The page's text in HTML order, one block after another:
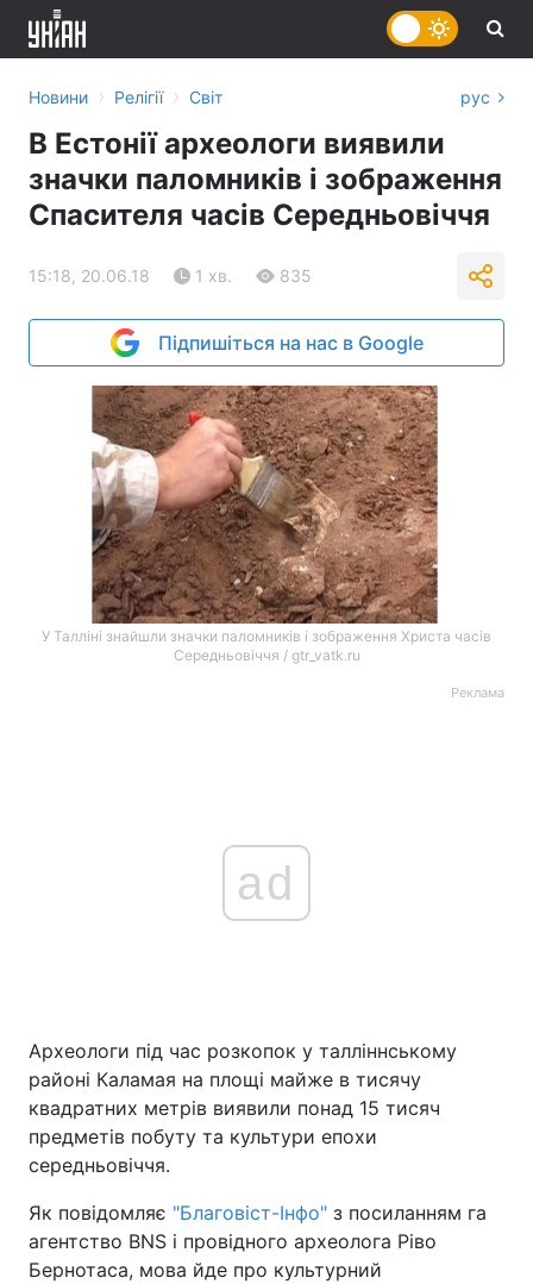
Головна
Україна Політика
Економіка Світ
Новини › Релігії › Світ рус
В Естонії археологи виявили
значки паломників і зображення
Спасителя часів Середньовіччя
15:18, 20.06.18 1 хв. 835
Підпишіться на нас в Google
У Талліні знайшли значки паломників і зображення Христа часів
Середньовіччя / gtr_vatk.ru
Реклама
ad
Археологи під час розкопок у талліннському
районі Каламая на площі майже в тисячу
квадратних метрів виявили понад 15 тисяч
предметів побуту та культури епохи
середньовіччя.
Як повідомляє "Благовіст-Інфо" з посиланням га
агентство BNS і провідного археолога Ріво
Бернотаса, мова йде про культурний